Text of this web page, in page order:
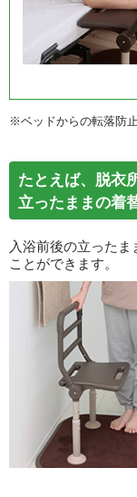
※ベッドからの転落防
たとえば、脱衣
立ったままの着
入浴前後の立った
ことができます。